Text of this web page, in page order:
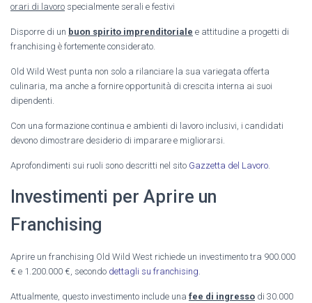
orari di lavoro specialmente serali e festivi
Disporre di un buon spirito imprenditoriale e attitudine a progetti di
franchising è fortemente considerato.
Old Wild West punta non solo a rilanciare la sua variegata offerta
culinaria, ma anche a fornire opportunità di crescita interna ai suoi
dipendenti.
Con una formazione continua e ambienti di lavoro inclusivi, i candidati
devono dimostrare desiderio di imparare e migliorarsi.
Aprofondimenti sui ruoli sono descritti nel sito Gazzetta del Lavoro
Investimenti per Aprire un
Franchising
Aprire un franchising Old Wild West richiede un investimento tra 900.000
€ e 1.200.000 €, secondo dettagli su franchising
Attualmente, questo investimento include una fee di ingresso di 30.000